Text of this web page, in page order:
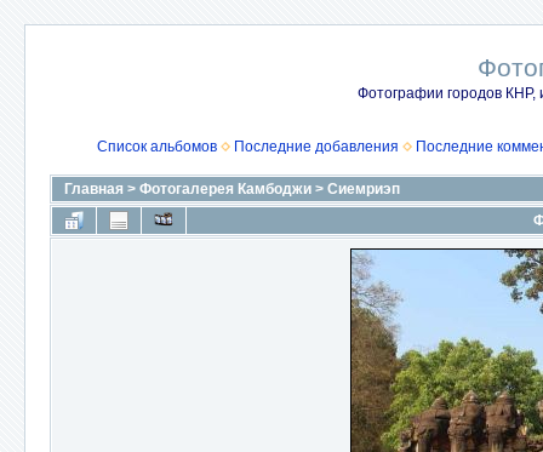
Фотографии городов КНР,
Список альбомов Последние добавления Последние
Главная > Фотогалерея Камбоджи > Сиемриэп